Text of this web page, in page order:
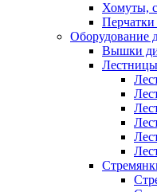
Хомуты,
Оборудование
Вышки